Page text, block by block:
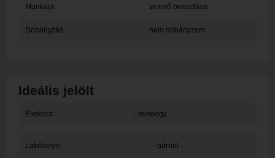
Munkája: vezető beosztású
Dohányzás: nem dohányzom
Ideális jelölt
Életkora: - mindegy -
Lakóhelye: - bárhol -